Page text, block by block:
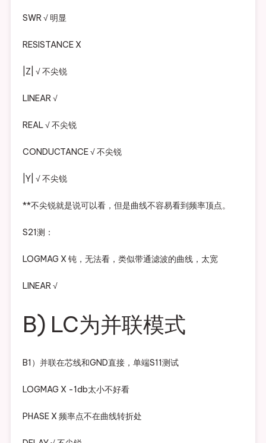
SWR √ 明显
RESISTANCE X
|Z| √ 不尖锐
LINEAR √
REAL √ 不尖锐
CONDUCTANCE √ 不尖锐
|Y| √ 不尖锐
**不尖锐就是说可以看，但是曲线不容易看到频率顶点。
S21测：
LOGMAG X 钝，无法看，类似带通滤波的曲线，太宽
LINEAR √
B) LC为并联模式
B1）并联在芯线和GND直接，单端S11测试
LOGMAG X -1db太小不好看
PHASE X 频率点不在曲线转折处